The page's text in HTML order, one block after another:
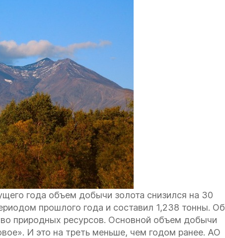
года объем добычи золота снизился на 30
прошлого года и составил 1,238 тонны. Об
природных ресурсов. Основной объем добычи
И это на треть меньше, чем годом ранее. АО